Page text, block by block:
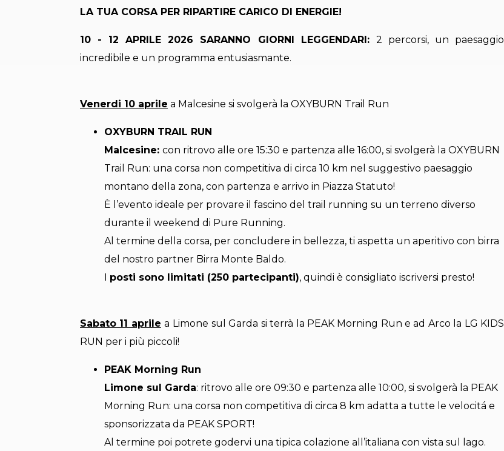
LA TUA CORSA PER RIPARTIRE CARICO DI ENERGIE!
10 - 12 APRILE 2026 SARANNO GIORNI LEGGENDARI: 2 percorsi, un paesaggio
incredibile e un programma entusiasmante.
Venerdi 10 aprile a Malcesine si svolgerà la OXYBURN Trail Run
OXYBURN TRAIL RUN
Malcesine: con ritrovo alle ore 15:30 e partenza alle 16:00, si svolgerà la OXYBURN
Trail Run: una corsa non competitiva di circa 10 km nel suggestivo paesaggio
montano della zona, con partenza e arrivo in Piazza Statuto!
È l’evento ideale per provare il fascino del trail running su un terreno diverso
durante il weekend di Pure Running.
Al termine della corsa, per concludere in bellezza, ti aspetta un aperitivo con birra
del nostro partner Birra Monte Baldo.
I posti sono limitati (250 partecipanti), quindi è consigliato iscriversi presto!
Sabato 11 aprile a Limone sul Garda si terrà la PEAK Morning Run e ad Arco la LG KIDS
RUN per i più piccoli!
PEAK Morning Run
Limone sul Garda: ritrovo alle ore 09:30 e partenza alle 10:00, si svolgerà la PEAK
Morning Run: una corsa non competitiva di circa 8 km adatta a tutte le velocitá e
sponsorizzata da PEAK SPORT!
Al termine poi potrete godervi una tipica colazione all’italiana con vista sul lago.